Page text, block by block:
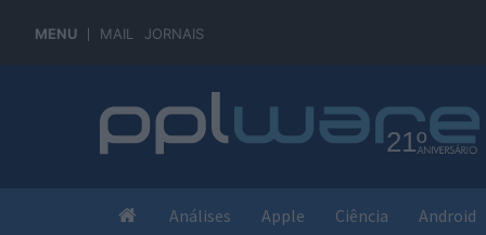
MENU MAIL JORNAIS
Análises Apple Ciência Android